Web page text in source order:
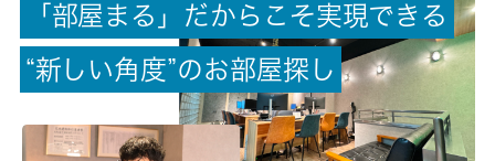
駐車場/料金
-/-
有/17000円
「 部屋 ま る 」 だ か ら こ そ実現で き る
“新 し い角 度”のお部屋探 し